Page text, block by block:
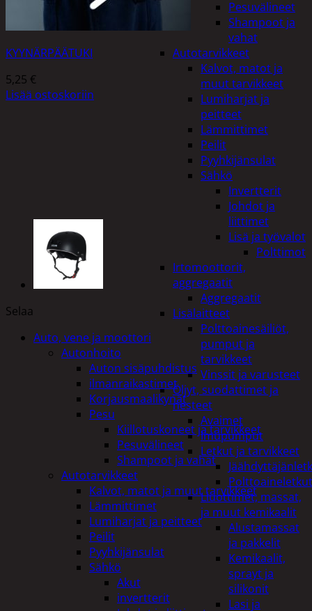
Pesuvälineet
Shampoot ja
vahat
Autotarvikkeet
Kalvot, matot ja
muut tarvikkeet
Lumiharjat ja
peitteet
Lämmittimet
Peilit
Pyyhkijänsulat
Sähkö
Invertterit
Johdot ja
liittimet
Lisä ja työvalot
Polttimot
Irtomoottorit,
aggregaatit
Aggregaatit
Lisälaitteet
Polttoainesäiliöt,
pumput ja
tarvikkeet
Vinssit ja varusteet
Öljyt, suodattimet ja
nesteet
Avaimet
Imupumput
Letkut ja tarvikkeet
Polttoaineletkut
Liuottimet, massat,
ja muut kemikaalit
Alustamassat
ja pakkelit
Kemikaalit,
sprayt ja
silikonit
Lasi ja
KYYNÄRPÄÄTUKI
5,25 €
Lisää ostoskoriin
Selaa
Auto, vene ja moottori
Autonhoito
Auton sisäpuhdistus
ilmanraikastimet
Korjausmaalikynät
Pesu
Kiillotuskoneet ja tarvikkeet
Pesuvälineet
Shampoot ja vahat
Autotarvikkeet
Kalvot, matot ja muut tarvikkeet
Lämmittimet
Lumiharjat ja peitteet
Peilit
Pyyhkijänsulat
Sähkö
Akut
invertterit